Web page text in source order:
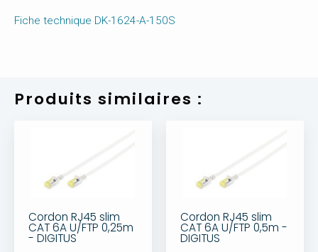
Fiche technique DK-1624-A-150S
Produits similaires :
Cordon RJ45 slim
CAT 6A U/FTP 0,25m
- DIGITUS
Cordon RJ45 slim
CAT 6A U/FTP 0,5m -
DIGITUS